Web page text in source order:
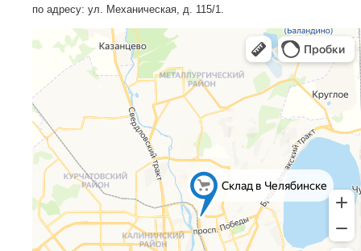
по адресу: ул. Механическая, д. 115/1.